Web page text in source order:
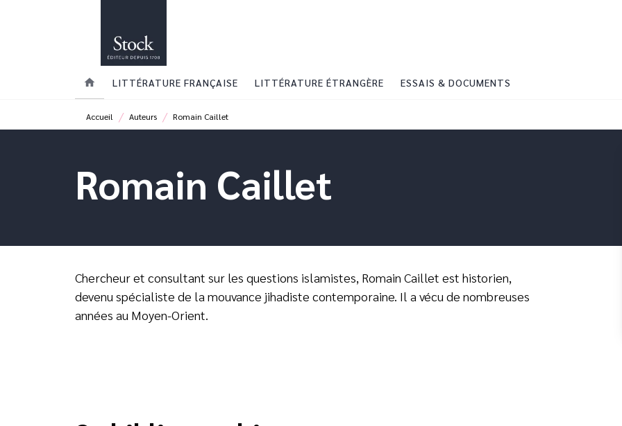
home LITTÉRATURE FRANÇAISE LITTÉRATURE ÉTRANGÈRE ESSAIS & DOCUMENTS
Accueil / Auteurs / Romain Caillet
Romain Caillet
Chercheur et consultant sur les questions islamistes, Romain Caillet est historien,
devenu spécialiste de la mouvance jihadiste contemporaine. Il a vécu de nombreuses
années au Moyen-Orient.